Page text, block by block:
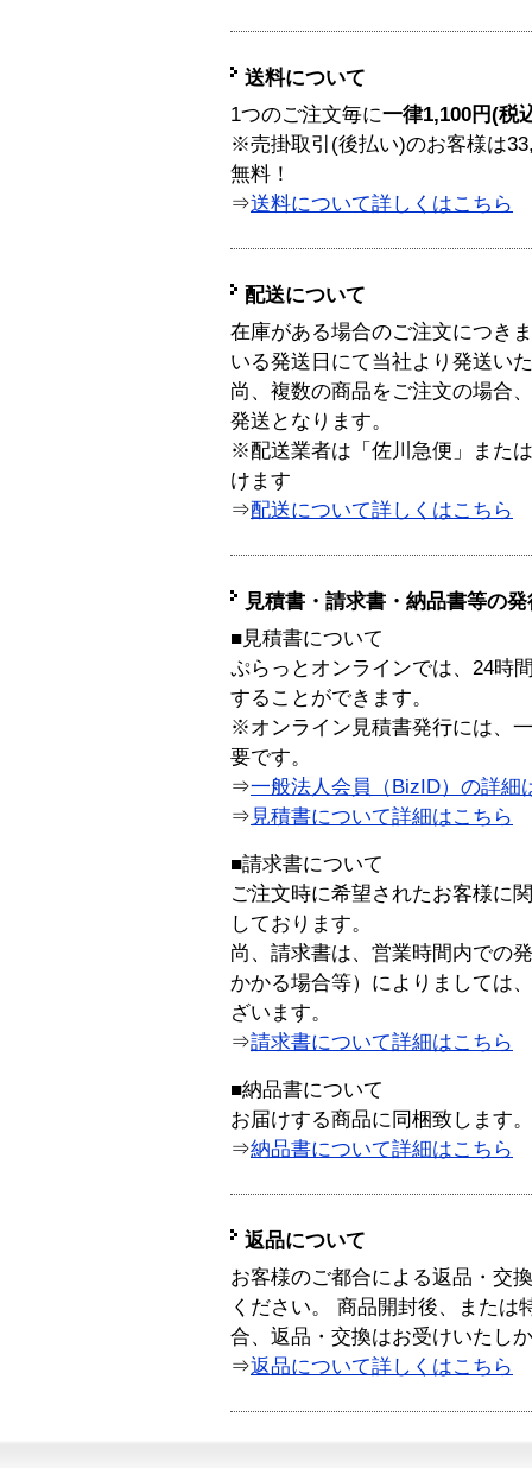
送料について
1つのご注文毎に一律1,100円(税
※売掛取引(後払い)のお客様は
無料！
⇒送料について詳しくはこちら
配送について
在庫がある場合のご注文につき
いる発送日にて当社より発送い
尚、複数の商品をご注文の場合
発送となります。
※配送業者は「佐川急便」また
けます
⇒配送について詳しくはこちら
見積書・請求書・納品書等の
■見積書について
ぷらっとオンラインでは、24時
することができます。
※オンライン見積書発行には、
要です。
⇒一般法人会員（BizID）の詳細
⇒ 見積書について詳細はこちら
■請求書について
ご注文時に希望されたお客様に
しております。
尚、請求書は、営業時間内での
かかる場合等）によりましては
ざいます。
⇒請求書について詳細はこちら
■納品書について
お届けする商品に同梱致します。
⇒納品書について詳細はこちら
返品について
お客様のご都合による返品・交
ください。 商品開封後、または
合、返品・交換はお受けいたし
⇒返品について詳しくはこちら